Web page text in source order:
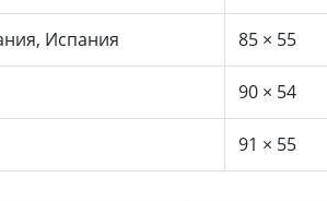
Испания 85 × 55
90 × 54
91 × ​​55